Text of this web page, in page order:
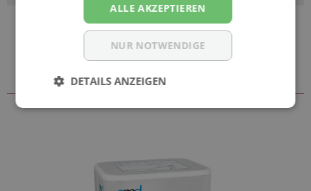
Zubehör & weitere Größen
ALLE AKZEPTIEREN
NUR NOTWENDIGE
DETAILS ANZEIGEN